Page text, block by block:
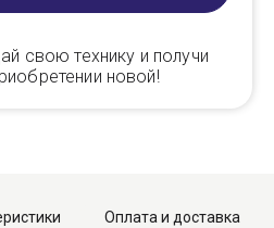
свою технику и получи
новой!
Оплата и доставка